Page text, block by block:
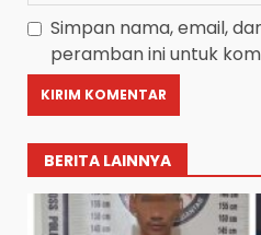
Simpan nama, email,
peramban ini untuk
BERITA LAINNYA